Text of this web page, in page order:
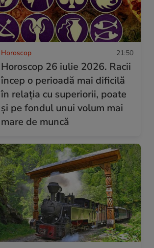
Horoscop 21:50
Horoscop 26 iulie 2026. Racii
încep o perioadă mai dificilă
în relația cu superiorii, poate
și pe fondul unui volum mai
mare de muncă